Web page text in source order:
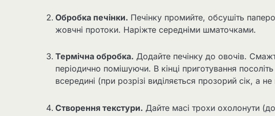
Обробка печінки. Печінку промийте, обсушіть
жовчні протоки. Наріжте середніми шматочками.
Термічна обробка. Додайте печінку до овочів.
періодично помішуючи. В кінці приготування
всередині (при розрізі виділяється прозорий сік, а
Створення текстури. Дайте масі трохи охолонути